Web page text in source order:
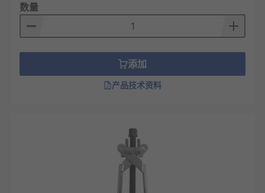
数量
添加
产品技术资料